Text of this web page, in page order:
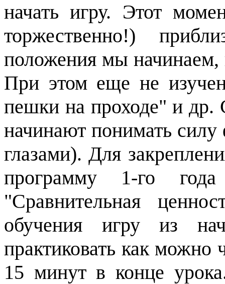
начать игру. Этот
торжественно!)
положения мы
При этом еще не
пешки на проходе" и др.
начинают понимать силу
глазами). Для
программу 1-го
"Сравнительная
обучения игру из
практиковать как можно
15 минут в конце